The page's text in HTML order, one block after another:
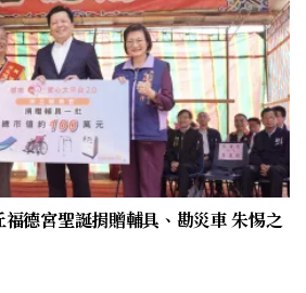
德宮聖誕捐贈輔具、勘災車 朱惕之